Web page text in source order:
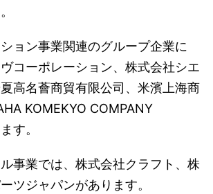
ョン事業関連のグループ企業に
コーポレーション、株式会社シエ
高名薈商貿有限公司、米濱上海商
KOMEKYO COMPANY
す。
事業では、株式会社クラフト、株
ツジャパンがあります。